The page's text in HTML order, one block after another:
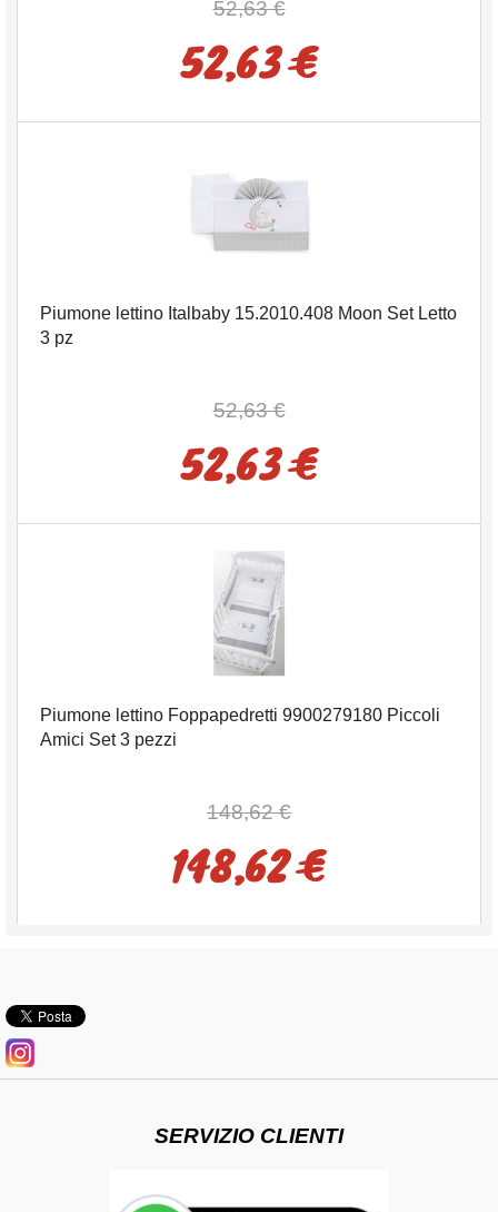
52,63 €
52,63 €
Piumone lettino Italbaby 15.2010.408 Moon Set Letto
3 pz
52,63 €
52,63 €
Piumone lettino Foppapedretti 9900279180 Piccoli
Amici Set 3 pezzi
148,62 €
148,62 €
SERVIZIO CLIENTI